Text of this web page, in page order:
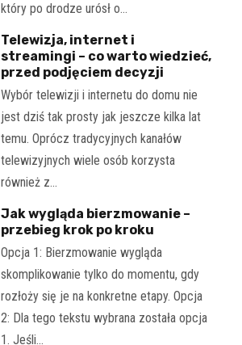
który po drodze urósł o…
Telewizja, internet i
streamingi – co warto wiedzieć,
przed podjęciem decyzji
Wybór telewizji i internetu do domu nie
jest dziś tak prosty jak jeszcze kilka lat
temu. Oprócz tradycyjnych kanałów
telewizyjnych wiele osób korzysta
również z…
Jak wygląda bierzmowanie –
przebieg krok po kroku
Opcja 1: Bierzmowanie wygląda
skomplikowanie tylko do momentu, gdy
rozłoży się je na konkretne etapy. Opcja
2: Dla tego tekstu wybrana została opcja
1. Jeśli…